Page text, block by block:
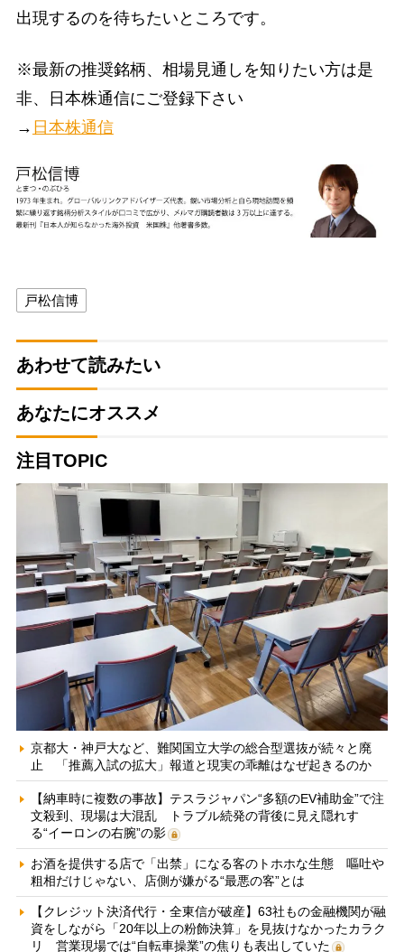
出現するのを待ちたいところです。
※最新の推奨銘柄、相場見通しを知りたい方は是
非、日本株通信にご登録下さい
→ 日本株通信
戸松信博
あわせて読みたい
あなたにオススメ
注目TOPIC
京都大・神戸大など、難関国立大学の総合型選抜が続々と廃
止 「推薦入試の拡大」報道と現実の乖離はなぜ起きるのか
【納車時に複数の事故】テスラジャパン“多額のEV補助金”で注
文殺到、現場は大混乱 トラブル続発の背後に見え隠れす
る“イーロンの右腕”の影
お酒を提供する店で「出禁」になる客のトホホな生態 嘔吐や
粗相だけじゃない、店側が嫌がる“最悪の客”とは
【クレジット決済代行・全東信が破産】63社もの金融機関が融
資をしながら「20年以上の粉飾決算」を見抜けなかったカラク
リ 営業現場では“自転車操業”の焦りも表出していた